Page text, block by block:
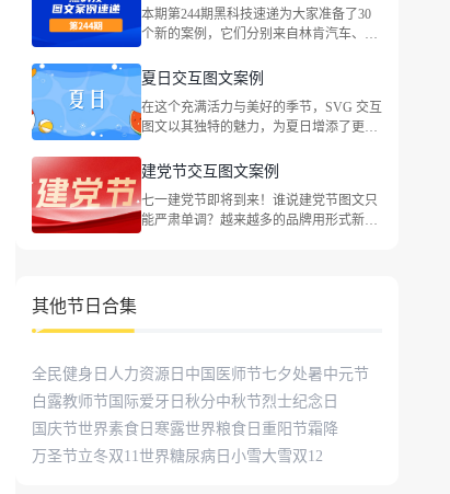
本期第244期黑科技速递为大家准备了30
个新的案例，它们分别来自林肯汽车、国
汽车金融中国、CoCo都可、伊利QQ星牛
法院、特仑苏、heytea喜茶、最高人民法
院、海底捞火锅等品牌，包括企业宣传、
夏日交互图文案例
在这个充满活力与美好的季节，SVG 交互
图文以其独特的魅力，为夏日增添了更多
建党节交互图文案例
七一建党节即将到来！谁说建党节图文只
能严肃单调？越来越多的品牌用形式新
其他节日合集
全民健身日 人力资源日 中国医师节七夕处暑中元节
白露教师节 国际爱牙日 秋分中秋节烈士纪念日
国庆节世界素食日 寒露世界粮食日 重阳节霜降
万圣节立冬双11世界糖尿病日 小雪大雪双12